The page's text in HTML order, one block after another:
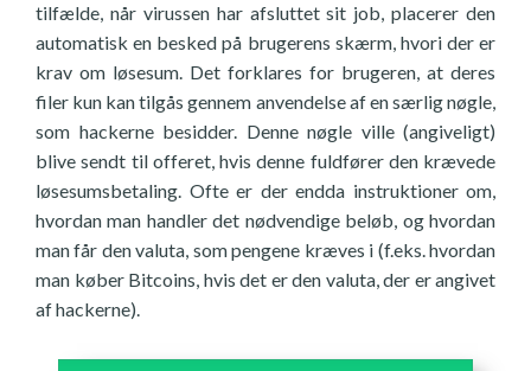
tilfælde, når virussen har afsluttet sit job, placerer den
automatisk en besked på brugerens skærm, hvori der er
krav om løsesum. Det forklares for brugeren, at deres
filer kun kan tilgås gennem anvendelse af en særlig nøgle,
som hackerne besidder. Denne nøgle ville (angiveligt)
blive sendt til offeret, hvis denne fuldfører den krævede
løsesumsbetaling. Ofte er der endda instruktioner om,
hvordan man handler det nødvendige beløb, og hvordan
man får den valuta, som pengene kræves i (f.eks. hvordan
man køber Bitcoins, hvis det er den valuta, der er angivet
af hackerne).